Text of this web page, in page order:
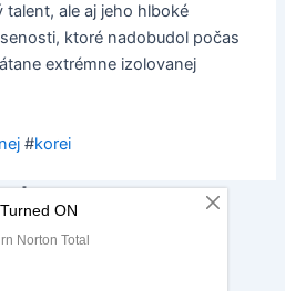
talent, ale aj jeho hlboké
ktoré nadobudol počas
extrémne izolovanej
#korei
sa stretáva chuť a čistota
vína